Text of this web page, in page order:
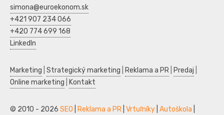
simona@euroekonom.sk
+421 907 234 066
+420 774 699 168
LinkedIn
Marketing Strategický marketing Reklama a PR Predaj
Online marketing
Kontakt
© 2010 - 2026 SEO Reklama a PR Vrtuľníky Autoškola